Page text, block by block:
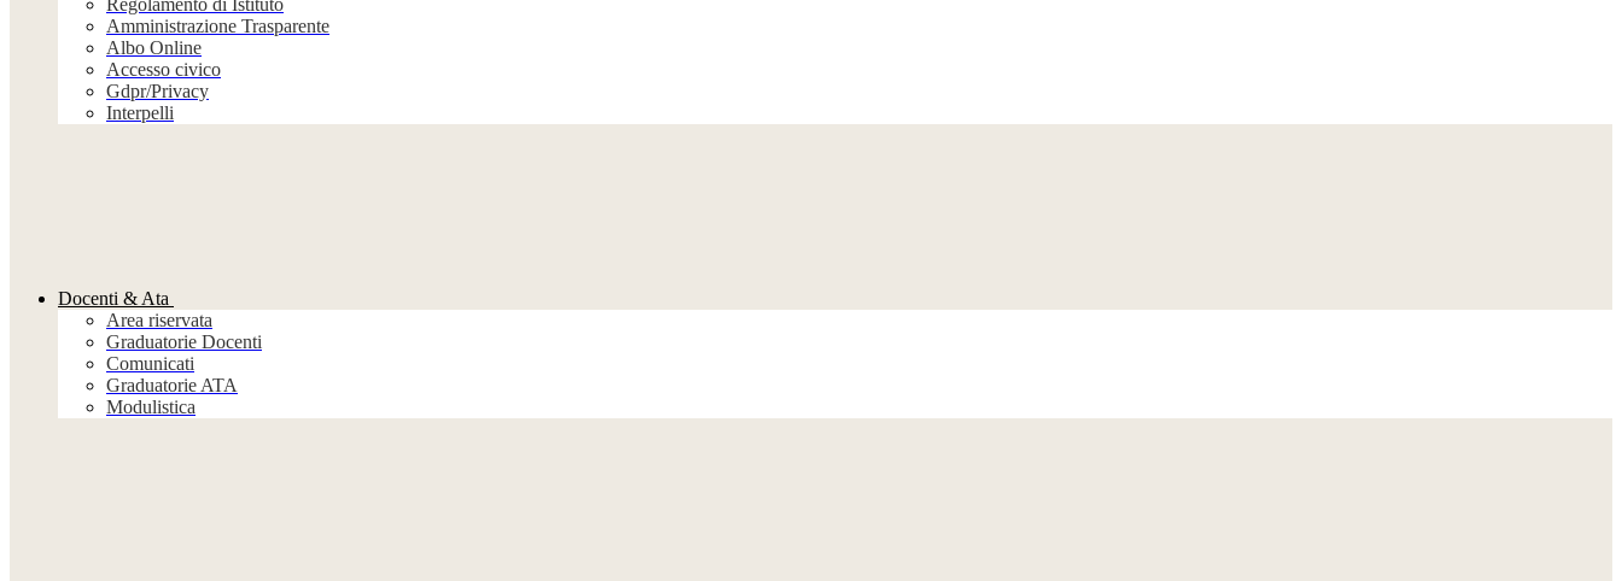
Regolamento di Istituto
Amministrazione Trasparente
Albo Online
Accesso civico
Gdpr/Privacy
Interpelli
Docenti & Ata
Area riservata
Graduatorie Docenti
Comunicati
Graduatorie ATA
Modulistica